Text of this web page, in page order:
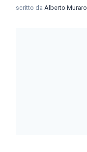
scritto da Alberto Muraro